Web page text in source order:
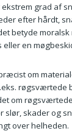
grad af
efter hårdt,
betyde moralsk
en
om
røgsværtede
om
skader og
over helheden.